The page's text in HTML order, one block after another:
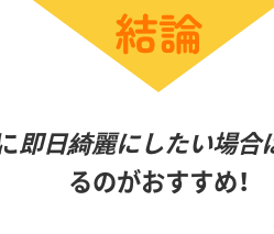
即日綺麗にしたい場合
るのがおすすめ！